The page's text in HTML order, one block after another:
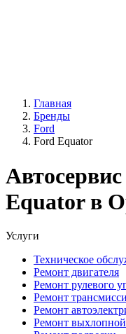
Главная
Бренды
Ford
Ford Equator
Equator в
Услуги
Техническое
Ремонт двигателя
Ремонт рулевого
Ремонт
Ремонт
Ремонт